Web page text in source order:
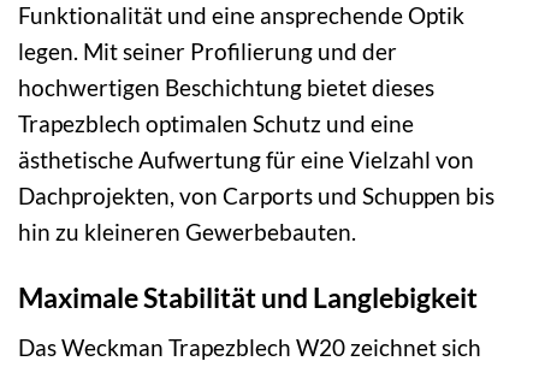
Funktionalität und eine ansprechende Optik
legen. Mit seiner Profilierung und der
hochwertigen Beschichtung bietet dieses
Trapezblech optimalen Schutz und eine
ästhetische Aufwertung für eine Vielzahl von
Dachprojekten, von Carports und Schuppen bis
hin zu kleineren Gewerbebauten.
Maximale Stabilität und Langlebigkeit
Das Weckman Trapezblech W20 zeichnet sich